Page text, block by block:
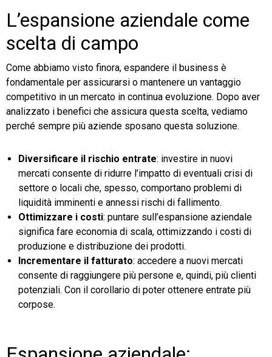
L’espansione aziendale come
scelta di campo
Come abbiamo visto finora, espandere il business è
fondamentale per assicurarsi o mantenere un vantaggio
competitivo in un mercato in continua evoluzione. Dopo aver
analizzato i benefici che assicura questa scelta, vediamo
perché sempre più aziende sposano questa soluzione.
Diversificare il rischio entrate: investire in nuovi
mercati consente di ridurre l’impatto di eventuali crisi di
settore o locali che, spesso, comportano problemi di
liquidità imminenti e annessi rischi di fallimento.
Ottimizzare i costi: puntare sull’espansione aziendale
significa fare economia di scala, ottimizzando i costi di
produzione e distribuzione dei prodotti.
Incrementare il fatturato: accedere a nuovi mercati
consente di raggiungere più persone e, quindi, più clienti
potenziali. Con il corollario di poter ottenere entrate più
corpose.